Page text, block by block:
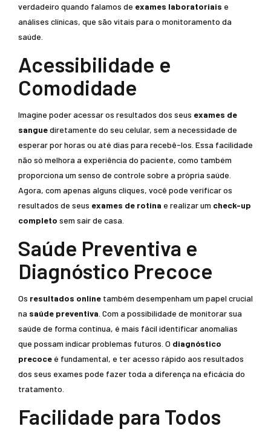
verdadeiro quando falamos de exames laboratoriais e
análises clínicas, que são vitais para o monitoramento da
saúde.
Acessibilidade e
Comodidade
Imagine poder acessar os resultados dos seus exames de
sanguediretamente do seu celular, sem a necessidade de
esperar por horas ou até dias para recebê-los. Essa facilidade
não só melhora a experiência do paciente, como também
proporciona um senso de controle sobre a própria saúde.
Agora, com apenas alguns cliques, você pode verificar os
resultados de seus exames de rotina e realizar um check-up
completo sem sair de casa.
Saúde Preventiva e
Diagnóstico Precoce
Os resultados online também desempenham um papel crucial
na saúde preventiva . Com a possibilidade de monitorar sua
saúde de forma contínua, é mais fácil identificar anomalias
que possam indicar problemas futuros. O diagnóstico
precoce é fundamental, e ter acesso rápido aos resultados
dos seus exames pode fazer toda a diferença na eficácia do
tratamento.
Facilidade para Todos